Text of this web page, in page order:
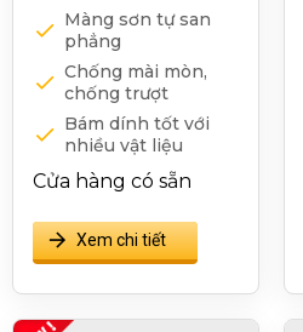
Màng sơn tự san
phẳng
Chống mài mòn,
chống trượt
Bám dính tốt với
nhiều vật liệu
Màng sơn trong
Khô nhanh
Thân thiện với môi
Cửa hàng có sẵn
Xem chi tiết